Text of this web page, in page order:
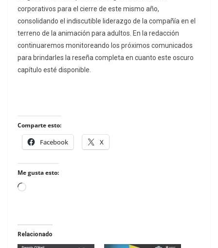
corporativos para el cierre de este mismo año,
consolidando el indiscutible liderazgo de la compañía en el
terreno de la animación para adultos. En la redacción
continuaremos monitoreando los próximos comunicados
para brindarles la reseña completa en cuanto este oscuro
capítulo esté disponible.
Comparte esto:
Facebook X
Me gusta esto:
Loading…
Relacionado